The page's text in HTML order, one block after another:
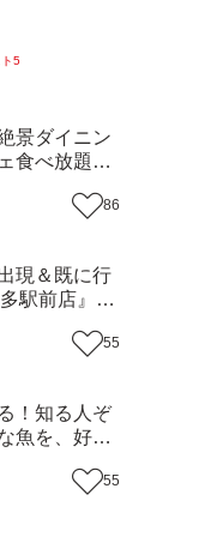
5
景ダイニン
食べ放題で
・糸島市）86
現＆既に行
駅前店』徹
ーも紹介！55
！知る人ぞ
魚を、好き
まち歩き】55